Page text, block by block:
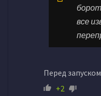
все
Перед
+2